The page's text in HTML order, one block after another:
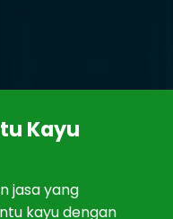
u Kayu
jasayang
u kayudengan